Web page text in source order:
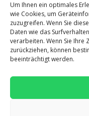
Um Ihnen ein optimales
wie Cookies, um
zuzugreifen. Wenn Sie
Daten wie das
verarbeiten. Wenn Sie
zurückziehen, können
beeinträchtigt werden.